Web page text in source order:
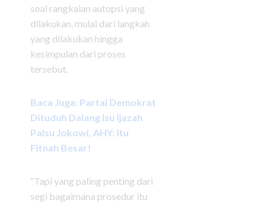
soal rangkaian autopsi yang
dilakukan, mulai dari langkah
yang dilakukan hingga
kesimpulan dari proses
tersebut.
Baca Juga: Partai Demokrat
Dituduh Dalang Isu Ijazah
Palsu Jokowi, AHY: Itu
Fitnah Besar!
“Tapi yang paling penting dari
segi bagaimana prosedur itu